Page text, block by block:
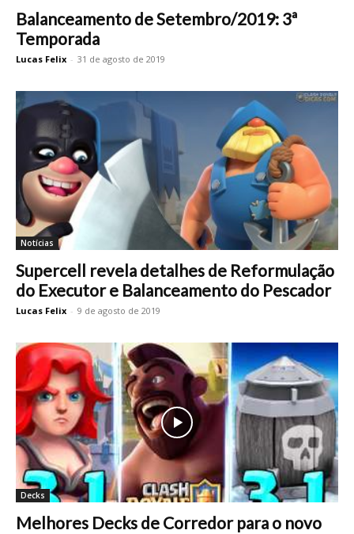
Balanceamento de Setembro/2019: 3ª
Temporada
Lucas Felix - 31 de agosto de 2019
Notícias
Supercell revela detalhes de Reformulação
do Executor e Balanceamento do Pescador
Lucas Felix - 9 de agosto de 2019
Decks
Melhores Decks de Corredor para o novo